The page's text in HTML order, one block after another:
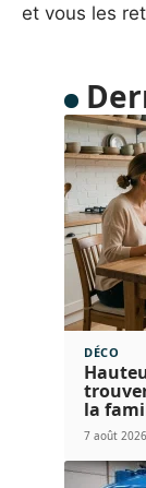
et vous les
DÉCO
la
7 août 2026